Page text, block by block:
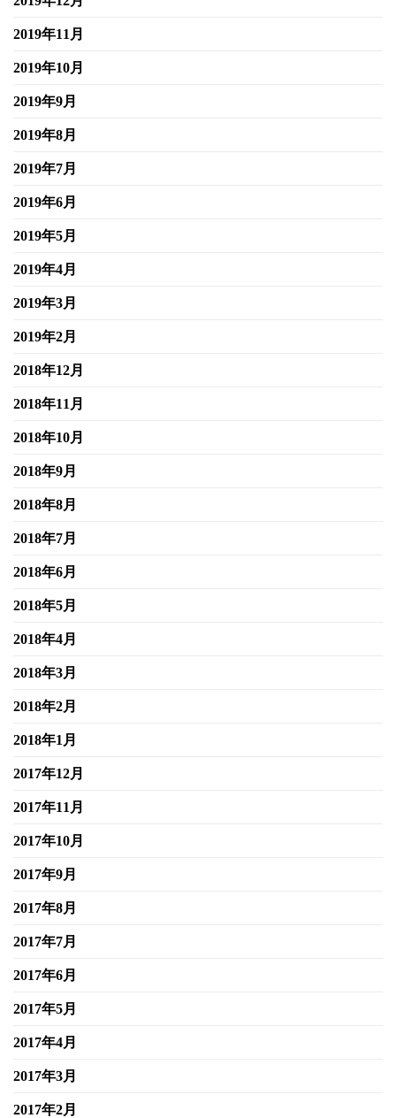
2019年11月
2019年10月
2019年9月
2019年8月
2019年7月
2019年6月
2019年5月
2019年4月
2019年3月
2019年2月
2018年12月
2018年11月
2018年10月
2018年9月
2018年8月
2018年7月
2018年6月
2018年5月
2018年4月
2018年3月
2018年2月
2018年1月
2017年12月
2017年11月
2017年10月
2017年9月
2017年8月
2017年7月
2017年6月
2017年5月
2017年4月
2017年3月
2017年2月